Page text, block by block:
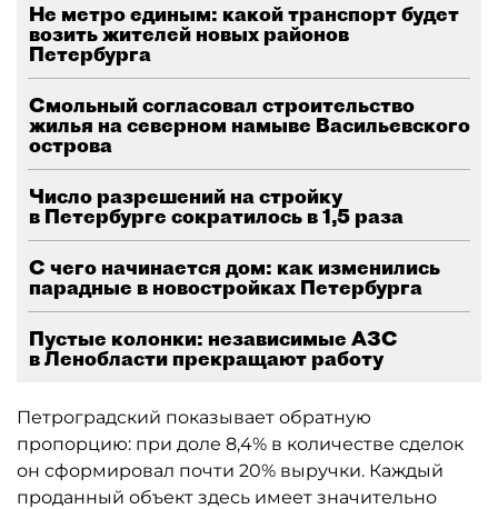
Не метро единым: какой транспорт будет
возить жителей новых районов
Петербурга
Смольный согласовал строительство
жилья на северном намыве Васильевского
острова
Число разрешений на стройку
в Петербурге сократилось в 1,5 раза
С чего начинается дом: как изменились
парадные в новостройках Петербурга
Пустые колонки: независимые АЗС
в Ленобласти прекращают работу
Петроградский показывает обратную
пропорцию: при доле 8,4% в количестве сделок
он сформировал почти 20% выручки. Каждый
проданный объект здесь имеет значительно